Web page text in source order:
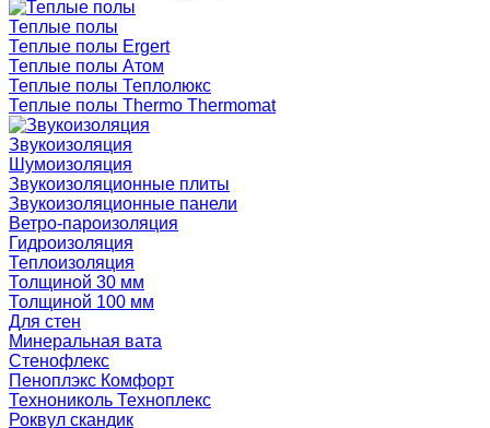
Теплые полы
Теплые полы Ergert
Теплые полы Атом
Теплые полы Теплолюкс
Теплые полы Thermo Thermomat
Звукоизоляция
Шумоизоляция
Звукоизоляционные плиты
Звукоизоляционные панели
Ветро-пароизоляция
Гидроизоляция
Теплоизоляция
Толщиной 30 мм
Толщиной 100 мм
Для стен
Минеральная вата
Стенофлекс
Пеноплэкс Комфорт
Технониколь Техноплекс
Роквул скандик